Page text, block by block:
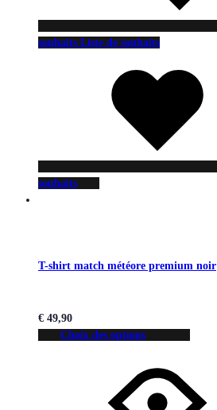
souhaits Liste de souhaits
souhaits
T-shirt match météore premium noir
€ 49,90
Choix des options